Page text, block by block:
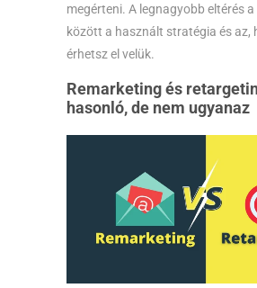
megérteni. A legnagyobb eltérés
között a használt stratégia és az,
érhetsz el velük.
Remarketing és
hasonló, de nem ugyanaz